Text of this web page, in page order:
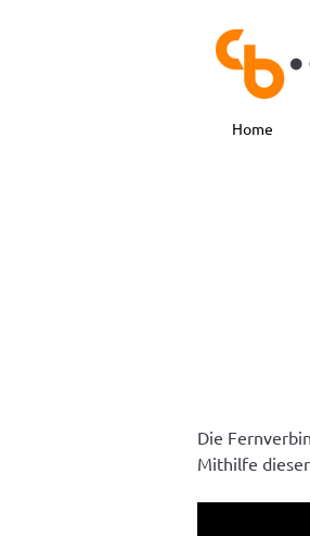
Home
Die
Mithilfe